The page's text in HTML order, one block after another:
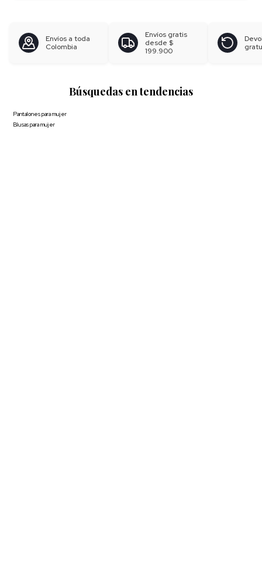
Envíos a toda
Colombia
Envíos gratis
desde $
199.900
Búsquedas en tendencias
Pantalones para mujer
Blusas para mujer